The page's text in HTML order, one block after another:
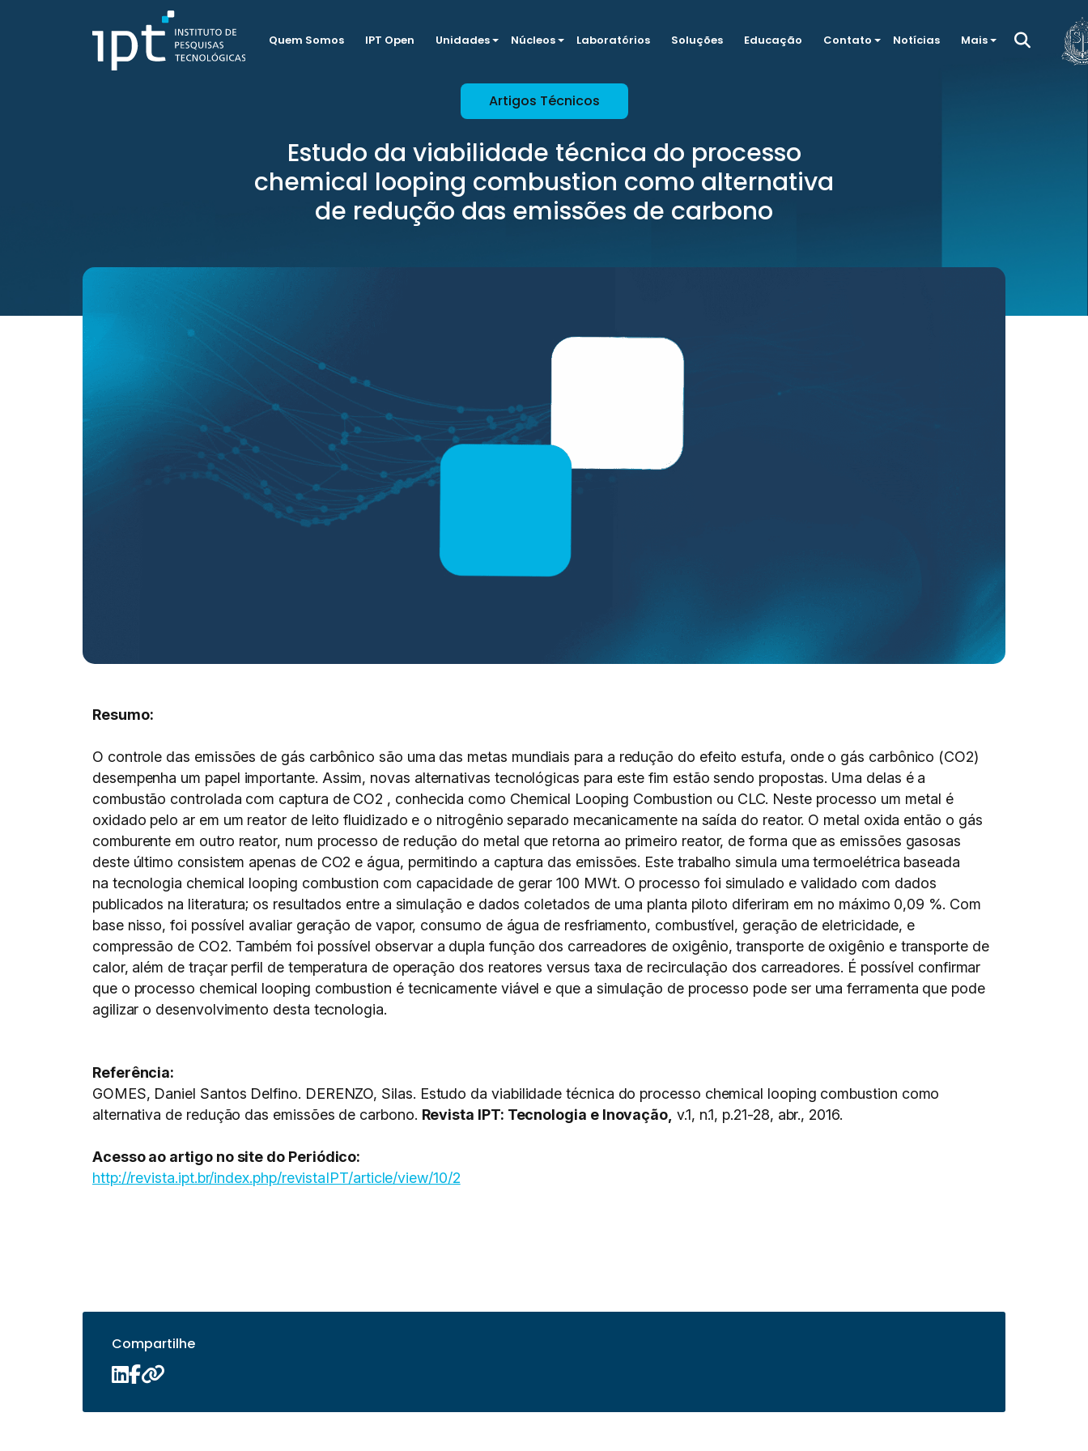
Quem Somos IPT Open Unidades Núcleos Laboratórios Soluções Educação Contato Notícias Mais
Artigos Técnicos
Estudo da viabilidade técnica do processo
chemical looping combustion como alternativa
de redução das emissões de carbono
Resumo:
O controle das emissões de gás carbônico são uma das metas mundiais para a redução do efeito estufa, onde o gás carbônico (CO2)
desempenha um papel importante. Assim, novas alternativas tecnológicas para este fim estão sendo propostas. Uma delas é a
combustão controlada com captura de CO2 , conhecida como Chemical Looping Combustion ou CLC. Neste processo um metal é
oxidado pelo ar em um reator de leito fluidizado e o nitrogênio separado mecanicamente na saída do reator. O metal oxida então o gás
comburente em outro reator, num processo de redução do metal que retorna ao primeiro reator, de forma que as emissões gasosas
deste último consistem apenas de CO2 e água, permitindo a captura das emissões. Este trabalho simula uma termoelétrica baseada
na tecnologia chemical looping combustion com capacidade de gerar 100 MWt. O processo foi simulado e validado com dados
publicados na literatura; os resultados entre a simulação e dados coletados de uma planta piloto diferiram em no máximo 0,09 %. Com
base nisso, foi possível avaliar geração de vapor, consumo de água de resfriamento, combustível, geração de eletricidade, e
compressão de CO2. Também foi possível observar a dupla função dos carreadores de oxigênio, transporte de oxigênio e transporte de
calor, além de traçar perfil de temperatura de operação dos reatores versus taxa de recirculação dos carreadores. É possível confirmar
que o processo chemical looping combustion é tecnicamente viável e que a simulação de processo pode ser uma ferramenta que pode
agilizar o desenvolvimento desta tecnologia.
Referência:
GOMES, Daniel Santos Delfino. DERENZO, Silas. Estudo da viabilidade técnica do processo chemical looping combustion como
alternativa de redução das emissões de carbono. Revista IPT: Tecnologia e Inovação, v.1, n.1, p.21-28, abr., 2016.
Acesso ao artigo no site do Periódico:
http://revista.ipt.br/index.php/revistaIPT/article/view/10/2
Compartilhe